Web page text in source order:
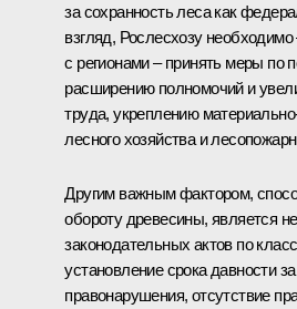
за сохранность леса как
взгляд, Рослесхозу необходимо
с регионами – принять меры по
расширению полномочий и
труда, укреплению
лесного хозяйства и
Другим важным фактором,
обороту древесины, является
законодательных актов по
установление срока давности
правонарушения, отсутствие